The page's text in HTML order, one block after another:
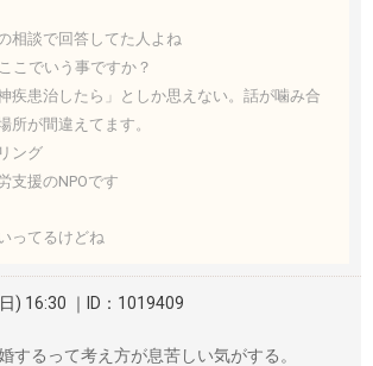
相談で回答してた人よね
こでいう事ですか？
疾患治したら」としか思えない。話が噛み合
所が間違えてます。
ング
支援のNPOです
ってるけどね
) 16:30 ｜ID：1019409
するって考え方が息苦しい気がする。